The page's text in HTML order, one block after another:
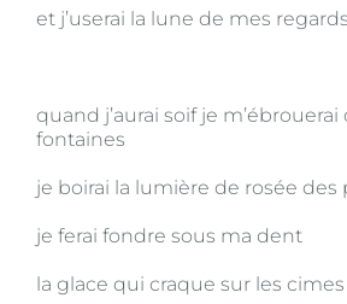
et j’userai la lune de mes regards
quand j’aurai soif je m’ébrouerai
fontaines
je boirai la lumière de rosée des
je ferai fondre sous ma dent
la glace qui craque sur les cimes